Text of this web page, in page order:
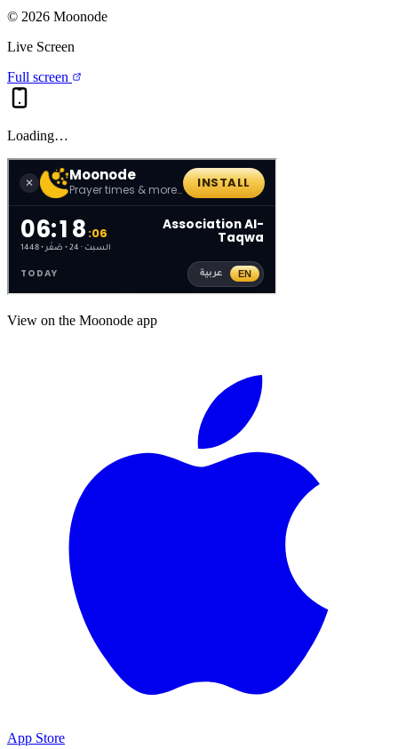
© 2026 Moonode
Live Screen
Full screen
Loading…
View on the Moonode app
App Store